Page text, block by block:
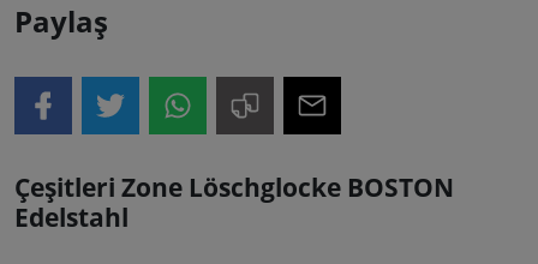
Paylaş
Çeşitleri Zone Löschglocke BOSTON
Edelstahl